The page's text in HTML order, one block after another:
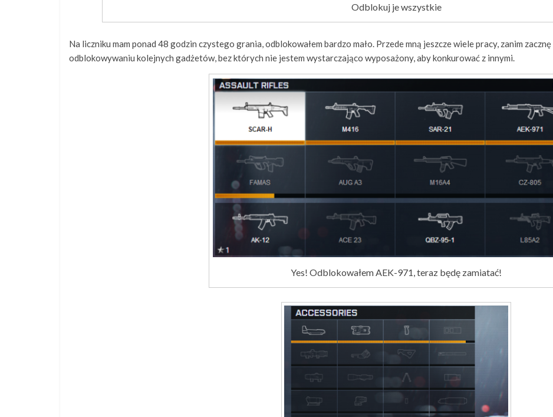
Odblokuj je wszystkie
Na liczniku mam ponad 48 godzin czystego grania, odblokowałem bardzo mało. Przede mną jeszcze wiele pracy, zanim
odblokowywaniu kolejnych gadżetów, bez których nie jestem wystarczająco wyposażony, aby konkurować z innymi.
Yes! Odblokowałem AEK-971, teraz będę zamiatać!